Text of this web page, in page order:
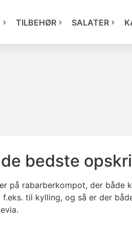
TILBEHØR SALATER
bedste
på rabarberkompot, der både
til kylling, og så er der